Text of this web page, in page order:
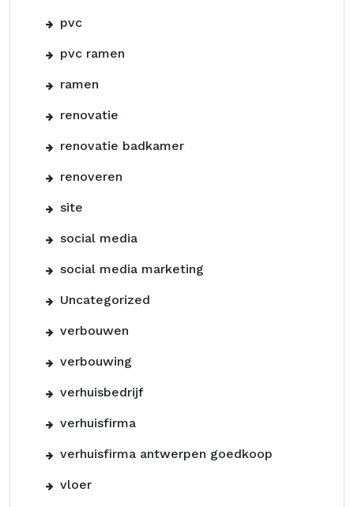
pvc
pvc ramen
ramen
renovatie
renovatie badkamer
renoveren
site
social media
social media marketing
Uncategorized
verbouwen
verbouwing
verhuisbedrijf
verhuisfirma
verhuisfirma antwerpen goedkoop
vloer